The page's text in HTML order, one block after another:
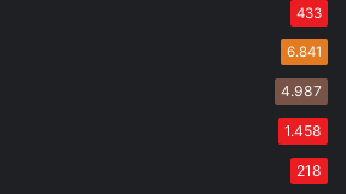
433
6.841
4.987
1.458
218